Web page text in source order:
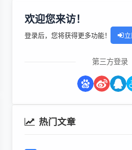
欢迎您来访！
登录后，您将获得更多功能！
第三方登录
热门文章